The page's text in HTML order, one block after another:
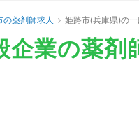
の薬剤師求人 姫路市(兵庫県)の
企業の薬剤